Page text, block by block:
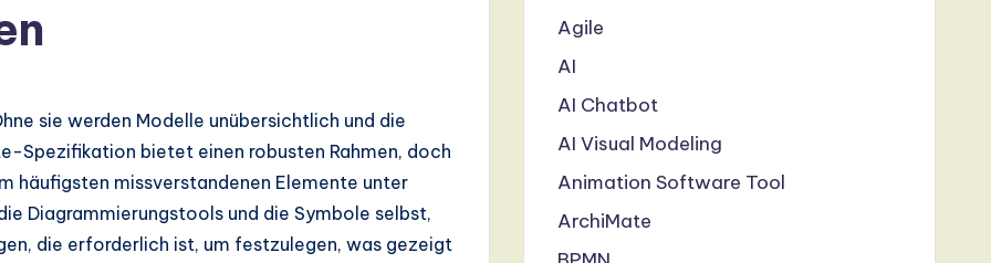
sie werden Modelle unübersichtlich und die
Spezifikation bietet einen robusten Rahmen, doch
häufigsten missverstandenen Elemente unter
Diagrammierungstools und die Symbole selbst,
die erforderlich ist, um festzulegen, was gezeigt
Agile
AI
AI Chatbot
AI Visual Modeling
Animation Software Tool
ArchiMate